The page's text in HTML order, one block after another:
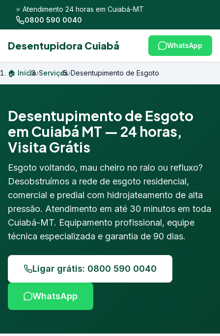
⭐ Atendimento 24 horas em Cuiabá-MT
0800 590 0040
Desentupidora Cuiabá WhatsApp
🏠 Início›Serviços›Desentupimento de Esgoto
Desentupimento de Esgoto
em Cuiabá MT — 24 horas,
Visita Grátis
Esgoto voltando, mau cheiro no ralo ou refluxo?
Desobstruímos a rede de esgoto residencial,
comercial e predial com hidrojateamento de alta
pressão. Atendimento em até 30 minutos em toda
Cuiabá-MT. Equipamento profissional, equipe
técnica especializada e garantia de 90 dias.
Ligar grátis: 0800 590 0040
WhatsApp